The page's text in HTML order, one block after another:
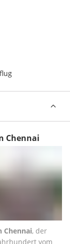
Chennai
Chennai, der
vom